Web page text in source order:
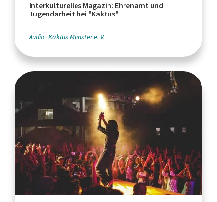
Interkulturelles Magazin: Ehrenamt und
Jugendarbeit bei "Kaktus"
Audio Kaktus Münster e. V.